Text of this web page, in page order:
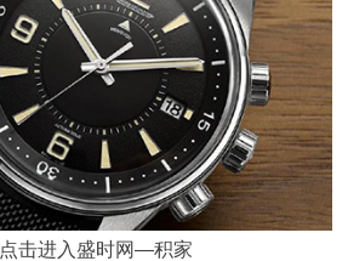
点击进入盛时网—积家